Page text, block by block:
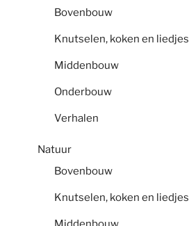
Bovenbouw
Knutselen, koken en liedjes
Middenbouw
Onderbouw
Verhalen
Natuur
Bovenbouw
Knutselen, koken en liedjes